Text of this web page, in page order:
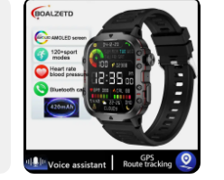
device that integrates
With its smart
can stay connected
check your phone.
social media updates
you never miss an
watch also supports various
your music, camera,
of your wrist.